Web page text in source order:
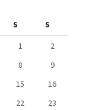
S
S
1
2
8
9
15
16
22
23